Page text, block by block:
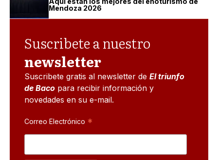
Mendoza 2026
Suscribete a nuestro
newsletter
Suscribete gratis al newsletter de El triunfo
de Baco para recibir información y
novedades en su e-mail.
Correo Electrónico *